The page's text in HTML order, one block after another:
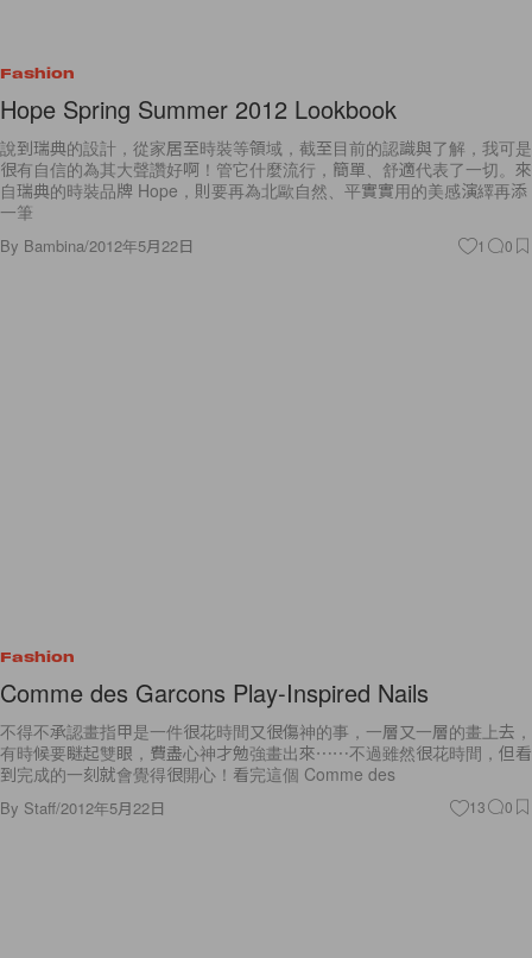
Fashion
Hope Spring Summer 2012 Lookbook
說到瑞典的設計，從家居至時裝等領域，截至目前的認識與了解，我可是
很有自信的為其大聲讚好啊！管它什麼流行，簡單、舒適代表了一切。來
自瑞典的時裝品牌 Hope，則要再為北歐自然、平實實用的美感演繹再添
一筆
By Bambina/2012年5月22日 1 0
Fashion
Comme des Garcons Play-Inspired Nails
不得不承認畫指甲是一件很花時間又很傷神的事，一層又一層的畫上去，
有時候要瞇起雙眼，費盡心神才勉強畫出來⋯⋯不過雖然很花時間，但看
到完成的一刻就會覺得很開心！看完這個 Comme des
By Staff/2012年5月22日 13 0